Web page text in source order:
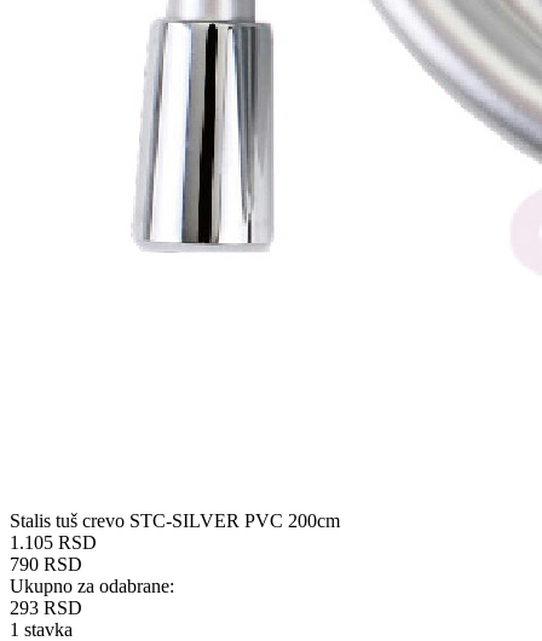
Stalis tuš crevo STC-SILVER PVC 200cm
1.105 RSD
790 RSD
Ukupno za odabrane:
293 RSD
1 stavka